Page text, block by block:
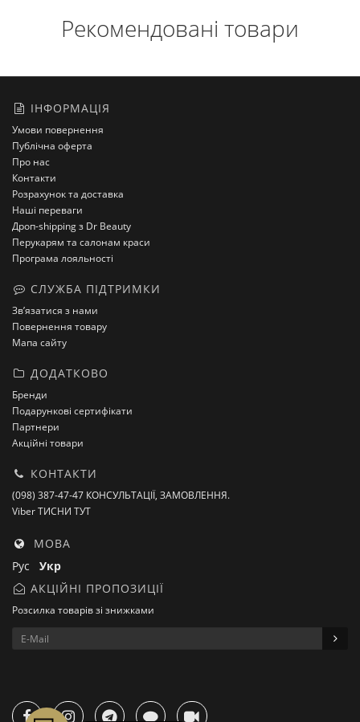
Рекомендовані товари
ІНФОРМАЦІЯ
Умови повернення
Публічна оферта
Про нас
Контакти
Розрахунок та доставка
Наші переваги
Дроп-shipping з Dr Beauty
Перукарям та салонам краси
Програма лояльності
СЛУЖБА ПІДТРИМКИ
Зв’язатися з нами
Повернення товару
Мапа сайту
ДОДАТКОВО
Бренди
Подарункові сертифікати
Партнери
Акційні товари
КОНТАКТИ
(098) 387-47-47 КОНСУЛЬТАЦІЇ, ЗАМОВЛЕННЯ.
Viber ТИСНИ ТУТ
МОВА
Рус Укр
АКЦІЙНІ ПРОПОЗИЦІЇ
Розсилка товарів зі знижками